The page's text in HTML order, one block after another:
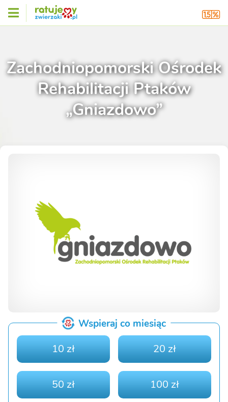
Zachodniopomorski Ośrodek
Rehabilitacji Ptaków
„Gniazdowo”
Wspieraj co miesiąc
10 zł 20 zł
50 zł 100 zł